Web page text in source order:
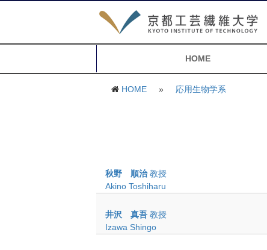
HOME
HOME » 応用生物学系
秋野 順治教授
Akino Toshiharu
井沢 真吾 教授
Izawa Shingo